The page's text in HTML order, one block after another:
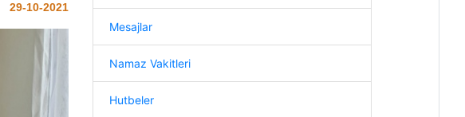
29-10-2021
Mesajlar
Namaz Vakitleri
Hutbeler